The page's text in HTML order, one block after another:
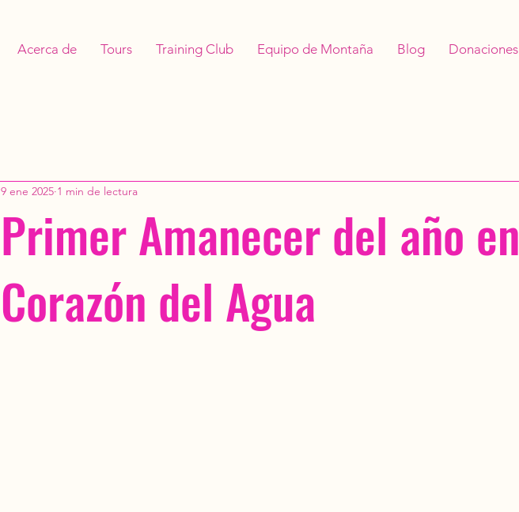
Acerca de Tours Training Club Equipo de Montaña Blog Donaciones
Primer Amanecer del año en
Corazón del Agua
9 ene 2025 1 min de lectura